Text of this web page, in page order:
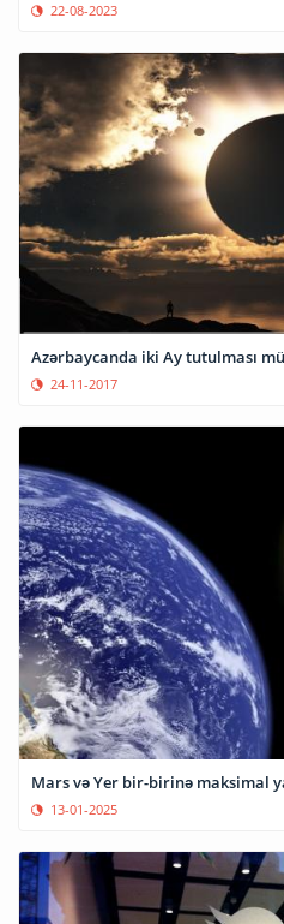
22-08-2023
Azərbaycanda iki Ay tutulması
24-11-2017
Mars və Yer bir-birinə maksimal
13-01-2025